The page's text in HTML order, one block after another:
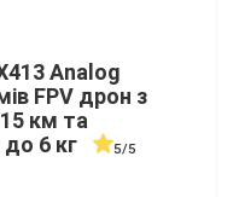
Analog
FPV дрон з
км та
6 кг
5/5